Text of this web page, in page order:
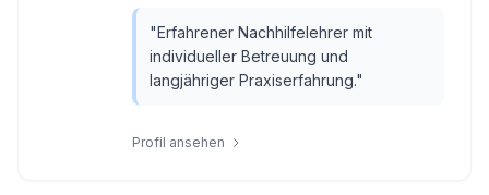
"Erfahrener Nachhilfelehrer mit
individueller Betreuung und
langjähriger Praxiserfahrung."
Profil ansehen